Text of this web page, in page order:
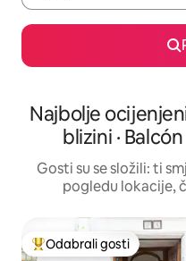
Najbolje
blizini ·
Gosti su se složili: ti
pogledu lokacije,
Među najviše
Odabrali gosti